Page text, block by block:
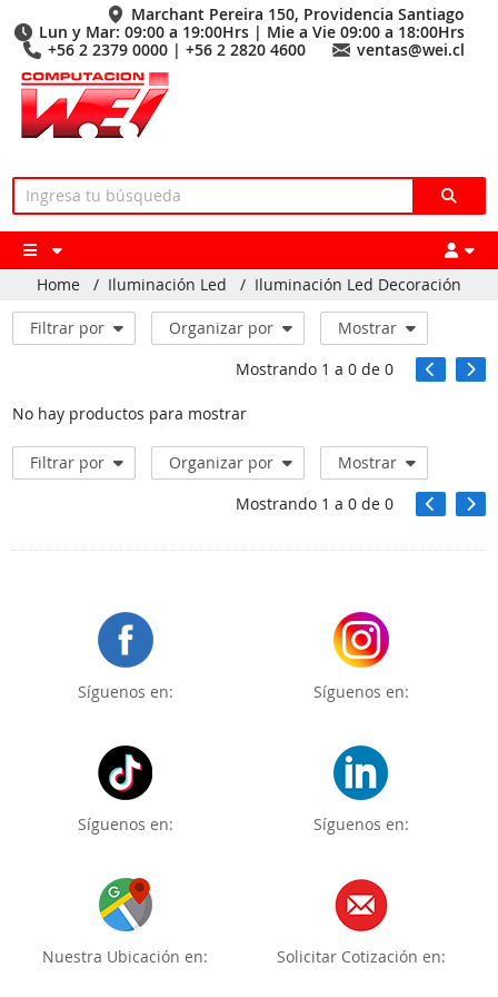
Marchant Pereira 150, Providencia Santiago
Lun y Mar: 09:00 a 19:00Hrs | Mie a Vie 09:00 a 18:00Hrs
+56 2 2379 0000 | +56 2 2820 4600
ventas@wei.cl
Home / Iluminación Led / Iluminación Led Decoración
Filtrar por Organizar por
Mostrar
Mostrando 1 a 0de 0
No hay productos para mostrar
Filtrar por Organizar por
Mostrar
Mostrando 1 a 0de 0
Síguenos en: Síguenos en:
Síguenos en: Síguenos en:
Nuestra Ubicación en: Solicitar Cotización en: